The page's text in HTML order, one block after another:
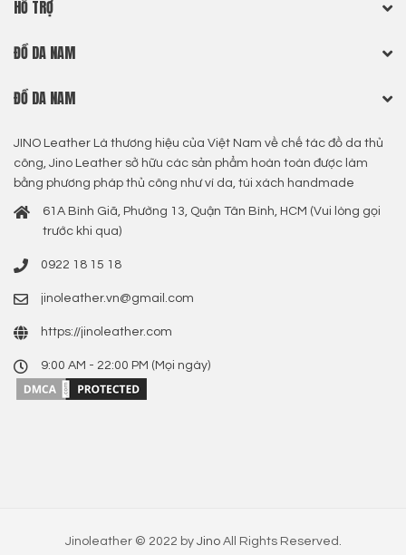
HỖ TRỢ
ĐỒ DA NAM
ĐỒ DA NAM
JINO Leather Là thương hiệu của Việt Nam về chế tác đồ da thủ
công, Jino Leather sở hữu các sản phẩm hoàn toàn được làm
bằng phương pháp thủ công như ví da, túi xách handmade
61A Bình Giã, Phường 13, Quận Tân Bình, HCM (Vui lòng gọi
trước khi qua)
0922 18 15 18
jinoleather.vn@gmail.com
https://jinoleather.com
9:00 AM - 22:00 PM (Mọi ngày)
Jinoleather © 2022 by JinoAll Rights Reserved.